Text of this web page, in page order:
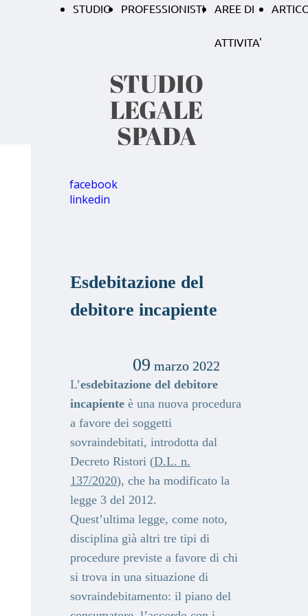
STUDIO PROFESSIONISTI AREE DI
ATTIVITA'
STUDIO
LEGALE
SPADA
facebook
linkedin
Esdebitazione del
debitore incapiente
09 marzo 2022
L’esdebitazione del debitore
incapiente è una nuova procedura
a favore dei soggetti
sovraindebitati, introdotta dal
Decreto Ristori (D.L. n.
137/2020), che ha modificato la
legge 3 del 2012.
Quest’ultima legge, come noto,
disciplina già altri tre tipi di
procedure previste a favore di chi
si trova in una situazione di
sovraindebitamento: il piano del